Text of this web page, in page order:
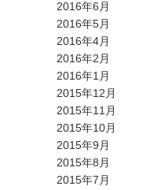
2016年6月
2016年5月
2016年4月
2016年2月
2016年1月
2015年12月
2015年11月
2015年10月
2015年9月
2015年8月
2015年7月